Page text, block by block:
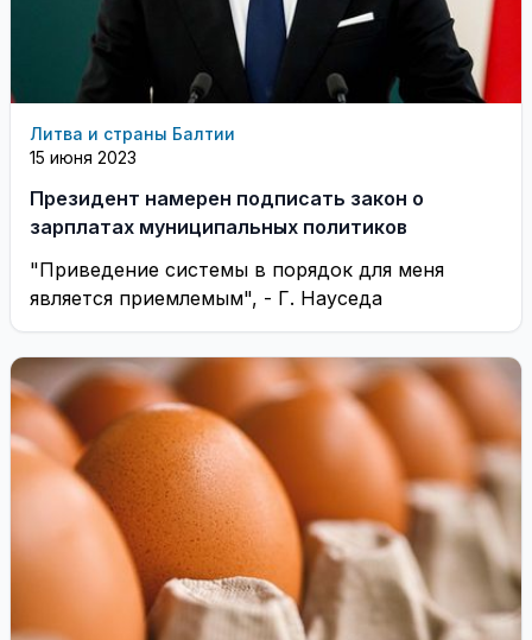
Литва и страны Балтии
15 июня 2023
Президент намерен подписать закон о
зарплатах муниципальных политиков
"Приведение системы в порядок для меня
является приемлемым", - Г. Науседа